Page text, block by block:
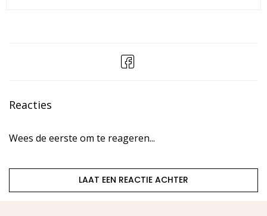
Reacties
Wees de eerste om te reageren...
LAAT EEN REACTIE ACHTER